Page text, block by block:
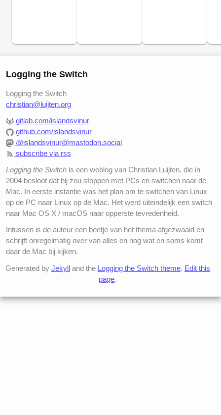
Logging the Switch
Logging the Switch
christian@luijten.org
gitlab.com/islandsvinur
github.com/islandsvinur
@islandsvinur@mastodon.social
subscribe via rss
Logging the Switch is een weblog van Christian Luijten, die in
2004 besloot dat hij zou stoppen met PCs en switchen naar de
Mac. In eerste instantie was het plan om te switchen van Linux
op de PC naar Linux op de Mac. Het werd uiteindelijk een switch
naar Mac OS X / macOS naar opperste tevredenheid.
Intussen is de auteur een beetje van het thema afgezwaaid en
schrijft onregelmatig over van alles en nog wat en soms komt
daar de Mac bij kijken.
Generated by Jekylland the Logging the Switch theme. Edit this
page.